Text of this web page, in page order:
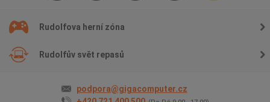
Rudolfova herní zóna
Rudolfův svět repasů
podpora@gigacomputer.cz